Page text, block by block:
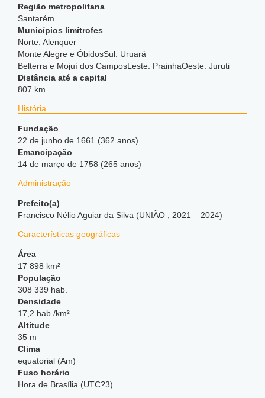
Região metropolitana
Santarém
Municípios limítrofes
Norte: Alenquer
Monte Alegre e ÓbidosSul: Uruará
Belterra e Mojuí dos CamposLeste: PrainhaOeste: Juruti
Distância até a capital
807 km
História
Fundação
22 de junho de 1661 (362 anos)
Emancipação
14 de março de 1758 (265 anos)
Administração
Prefeito(a)
Francisco Nélio Aguiar da Silva (UNIÃO , 2021 – 2024)
Características geográficas
Área
17 898 km²
População
308 339 hab.
Densidade
17,2 hab./km²
Altitude
35 m
Clima
equatorial (Am)
Fuso horário
Hora de Brasília (UTC?3)